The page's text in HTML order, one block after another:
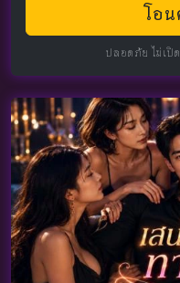
โอ
ปลอดภัย ไม่เปิ